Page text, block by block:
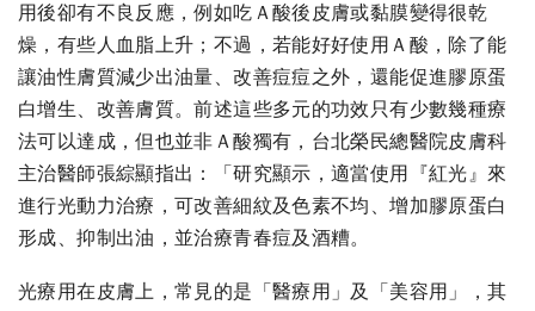
用後卻有不良反應，例如吃Ａ酸後皮膚或黏膜變得很乾
燥，有些人血脂上升；不過，若能好好使用Ａ酸，除了能
讓油性膚質減少出油量、改善痘痘之外，還能促進膠原蛋
白增生、改善膚質。前述這些多元的功效只有少數幾種療
法可以達成，但也並非Ａ酸獨有，台北榮民總醫院皮膚科
主治醫師張綜顯指出：「研究顯示，適當使用『紅光』來
進行光動力治療，可改善細紋及色素不均、增加膠原蛋白
形成、抑制出油，並治療青春痘及酒糟。
光療用在皮膚上，常見的是「醫療用」及「美容用」，其